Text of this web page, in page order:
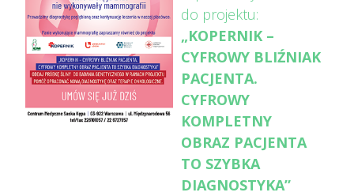
do projektu:
„KOPERNIK –
CYFROWY BLIŹNIAK
PACJENTA.
CYFROWY
KOMPLETNY
OBRAZ PACJENTA
TO SZYBKA
DIAGNOSTYKA”